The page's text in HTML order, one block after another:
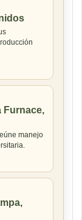
Furnace,
manejo